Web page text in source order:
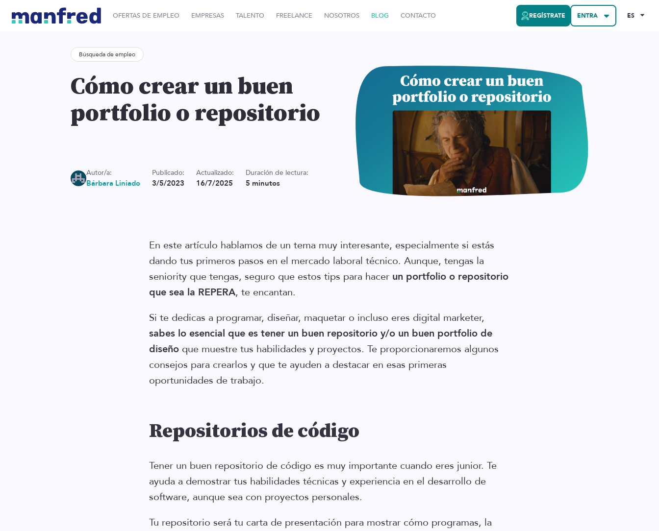
OFERTAS DE EMPLEO EMPRESAS TALENTO FREELANCE NOSOTROS BLOG CONTACTO REGÍSTRATE ENTRA ES
Búsqueda de empleo
Cómo crear un buen
portfolio o repositorio
Autor/a:
Bárbara Liniado
Publicado:
3/5/2023
Actualizado:
16/7/2025
Duración de lectura:
5 minutos
En este artículo hablamos de un tema muy interesante, especialmente si estás
dando tus primeros pasos en el mercado laboral técnico. Aunque, tengas la
seniority que tengas, seguro que estos tips para hacer un portfolio o repositorio
que sea la REPERA, te encantan.
Si te dedicas a programar, diseñar, maquetar o incluso eres digital marketer,
sabes lo esencial que es tener un buen repositorio y/o un buen portfolio de
diseño que muestre tus habilidades y proyectos. Te proporcionaremos algunos
consejos para crearlos y que te ayuden a destacar en esas primeras
oportunidades de trabajo.
Repositorios de código
Tener un buen repositorio de código es muy importante cuando eres junior. Te
ayuda a demostrar tus habilidades técnicas y experiencia en el desarrollo de
software, aunque sea con proyectos personales.
Tu repositorio será tu carta de presentación para mostrar cómo programas, la